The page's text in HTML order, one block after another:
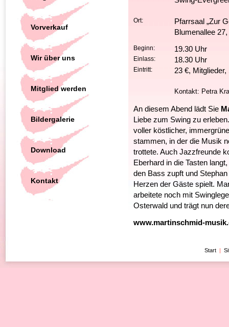
Vorverkauf
Wir über uns
Mitglied werden
Bildergalerie
Download
Kontakt
Ort:
Pfarrsaal „Zur
Blumenallee
Beginn: 19.30 Uhr
Einlass: 18.30 Uhr
Eintritt: 23 €,
Kontakt: Petra
An diesem Abend lädt Sie
Liebe zum Swing zu
voller köstlicher,
stammen, in der die Musik
trottete. Auch Jazzfreunde
Eberhard in die Tasten
den Bass zupft und
Herzen der Gäste spielt.
arbeitete noch mit
Osterwald und trägt nun
www.martinschmid-
Start |